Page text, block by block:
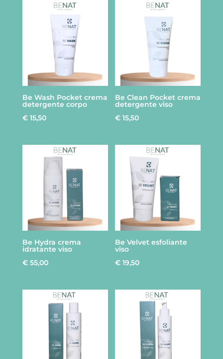
Be Wash Pocket crema
detergente corpo
€15,50
Be Clean Pocket crema
detergente viso
€ 15,50
Be Hydra crema
idratante viso
€55,00
Be Velvet esfoliante
viso
€ 19,50